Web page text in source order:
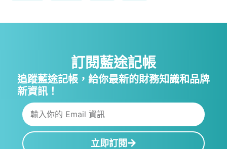
訂閱藍途記帳
追蹤藍途記帳，給你最新的財務知識和品牌
新資訊！
立即訂閱